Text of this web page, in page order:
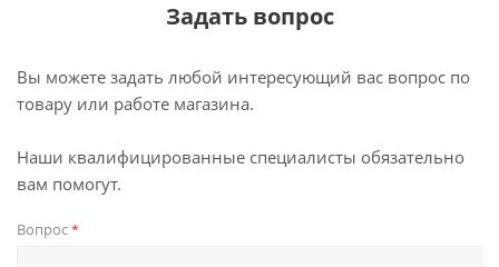
Задать вопрос
Вы можете задать любой интересующий вас вопрос по
товару или работе магазина.
Наши квалифицированные специалисты обязательно
вам помогут.
Вопрос*